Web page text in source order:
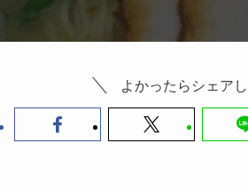
よかったらシェア